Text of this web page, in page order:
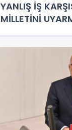
YANLIŞ İŞ
MİLLETİNİ